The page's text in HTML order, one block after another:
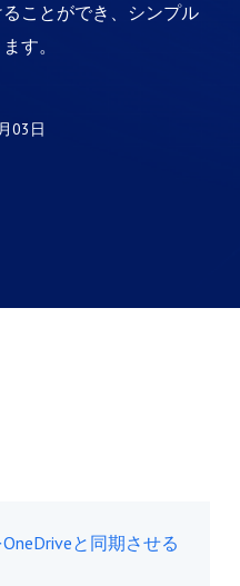
ことができ、シンプル
す。
03日
と同期させる